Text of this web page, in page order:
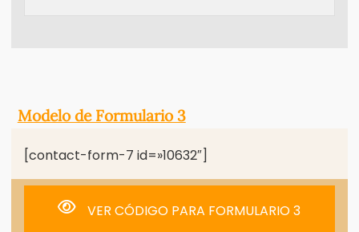
Modelo de Formulario 3
[contact-form-7 id=»10632″]
VER CÓDIGO PARA FORMULARIO 3